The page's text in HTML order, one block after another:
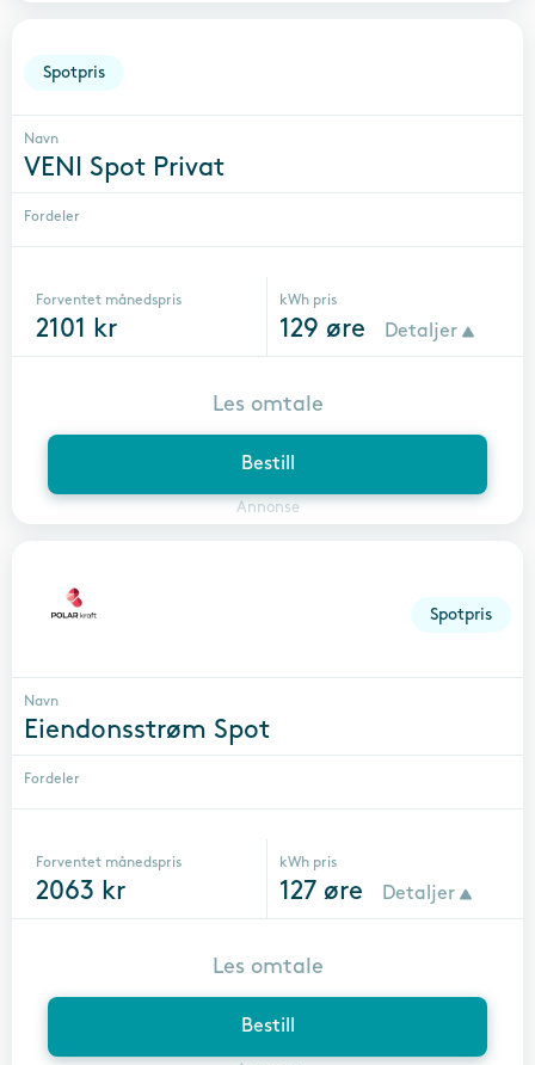
Spotpris
Navn
VENI Spot Privat
Fordeler
Forventet månedspris
2101 kr
kWh pris
129 øre Detaljer
Bestill
Annonse
Les omtale
Spotpris
Navn
Eiendonsstrøm Spot
Fordeler
Forventet månedspris
2063 kr
kWh pris
127 øre Detaljer
Bestill
Les omtale